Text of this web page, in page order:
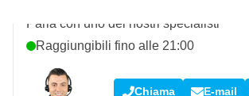
Parla con uno dei nostri specialisti
Raggiungibili fino alle 21:00
Chiama E-mail